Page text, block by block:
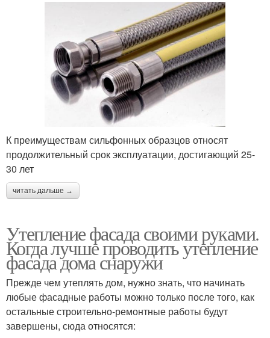
К преимуществам сильфонных образцов относят
продолжительный срок эксплуатации, достигающий 25-
30 лет
читать дальше →
Утепление фасада своими руками.
Когда лучше проводить утепление
фасада дома снаружи
Прежде чем утеплять дом, нужно знать, что начинать
любые фасадные работы можно только после того, как
остальные строительно-ремонтные работы будут
завершены, сюда относятся: